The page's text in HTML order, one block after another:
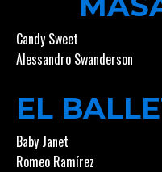
Candy Sweet
Alessandro Swanderson
EL
Baby Janet
Romeo Ramírez